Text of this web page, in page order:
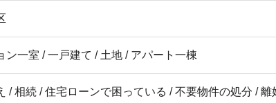
ン一室 / 一戸建て / 土地 / アパート一棟
/ 相続 / 住宅ローンで困っている / 不要物件の処分 /